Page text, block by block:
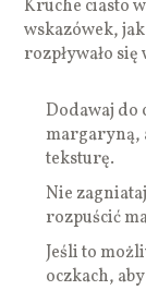
Kruche ciasto
wskazówek,
rozpływało się
Dodawaj do
margaryną,
teksturę.
Nie
rozpuścić
Jeśli to
oczkach,